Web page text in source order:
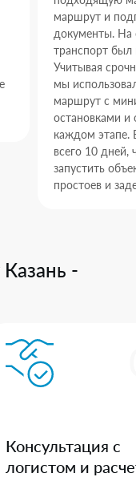
маршрут и
документы. На
транспорт был
Учитывая
мы
маршрут с
остановками и
каждом этапе.
всего 10 дней,
запустить
простоев и
Казань -
Консультация с
логистом и